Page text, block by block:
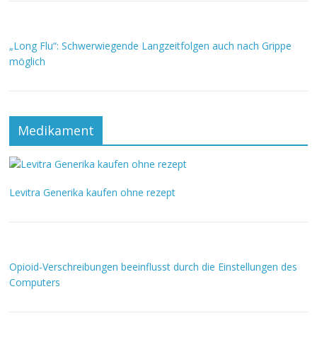
„Long Flu“: Schwerwiegende Langzeitfolgen auch nach Grippe
möglich
Medikament
Levitra Generika kaufen ohne rezept
Opioid-Verschreibungen beeinflusst durch die Einstellungen des
Computers